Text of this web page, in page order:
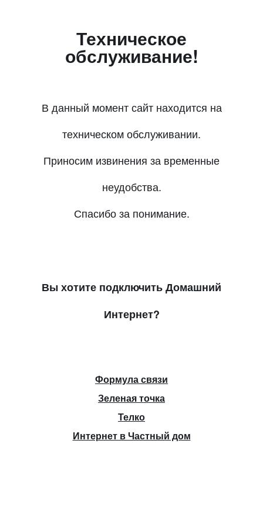
Техническое
обслуживание!
В данный момент сайт находится на
техническом обслуживании.
Приносим извинения за временные
неудобства.
Спасибо за понимание.
Вы хотите подключить Домашний
Интернет?
Формула связи
Зеленая точка
Телко
Интернет в Частный дом